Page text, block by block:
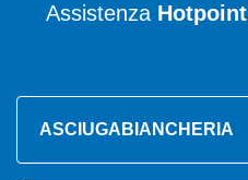
Assistenza Hotpoint
ASCIUGABIANCHERIA